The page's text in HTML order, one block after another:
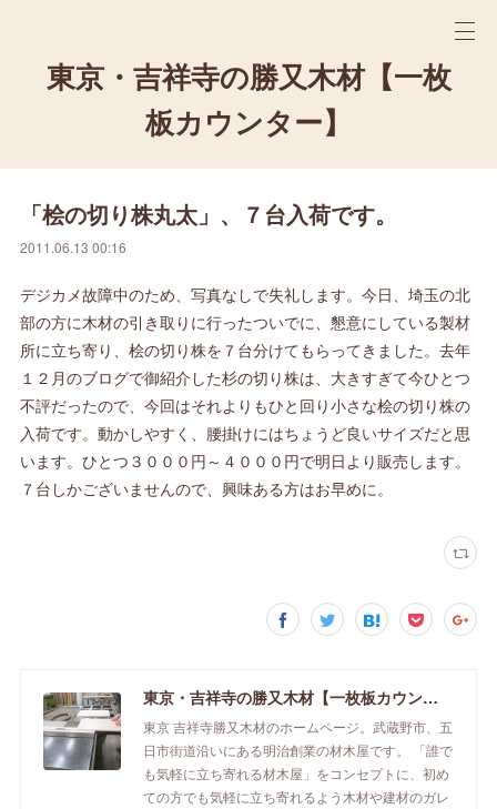
東京・吉祥寺の勝又木材【一枚
板カウンター】
「桧の切り株丸太」、７台入荷です。
2011.06.13 00:16
デジカメ故障中のため、写真なしで失礼します。今日、埼玉の北
部の方に木材の引き取りに行ったついでに、懇意にしている製材
所に立ち寄り、桧の切り株を７台分けてもらってきました。去年
１２月のブログで御紹介した杉の切り株は、大きすぎて今ひとつ
不評だったので、今回はそれよりもひと回り小さな桧の切り株の
入荷です。動かしやすく、腰掛けにはちょうど良いサイズだと思
います。ひとつ３０００円～４０００円で明日より販売します。
７台しかございませんので、興味ある方はお早めに。
東京・吉祥寺の勝又木材【一枚板カウンター】
東京 吉祥寺勝又木材のホームページ。武蔵野市、五
日市街道沿いにある明治創業の材木屋です。 「誰で
も気軽に立ち寄れる材木屋」をコンセプトに、初め
ての方でも気軽に立ち寄れるよう木材や建材のガレ